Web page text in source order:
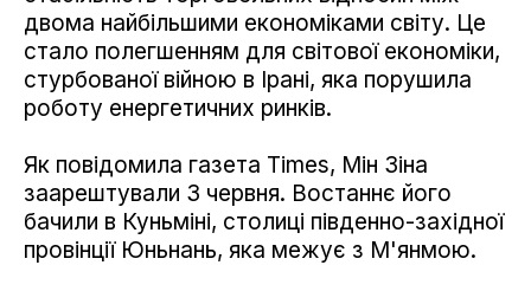
двома найбільшими економіками світу. Це
стало полегшенням для світової економіки,
стурбованої війною в Ірані, яка порушила
роботу енергетичних ринків.
Як повідомила газета Times, Мін Зіна
заарештували 3 червня. Востаннє його
бачили в Куньміні, столиці південно-західної
провінції Юньнань, яка межує з М'янмою.